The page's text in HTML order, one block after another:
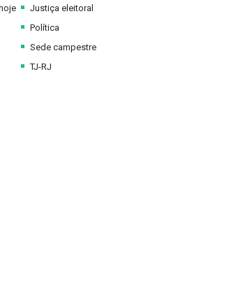
Justiça eleitoral
Política
Sede campestre
TJ-RJ